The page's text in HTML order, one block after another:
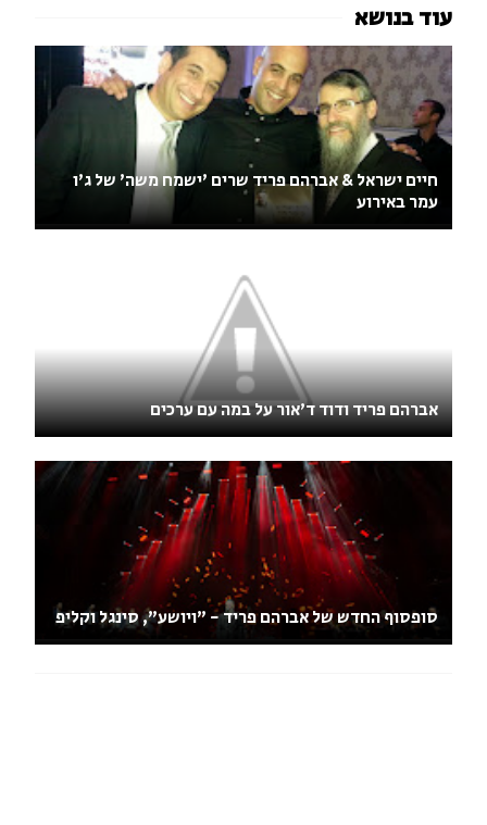
חיים ישראל & אברהם פריד שרים 'ישמח משה' של ג'ו
עמר באירוע
אברהם פריד ודוד ד'אור על במה עם ערכים
סופסוף החדש של אברהם פריד - "ויושע", סינגל וקליפ